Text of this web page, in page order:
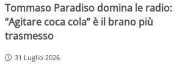
Tommaso Paradiso domina le radio:
“Agitare coca cola” è il brano più
trasmesso
31 Luglio 2026